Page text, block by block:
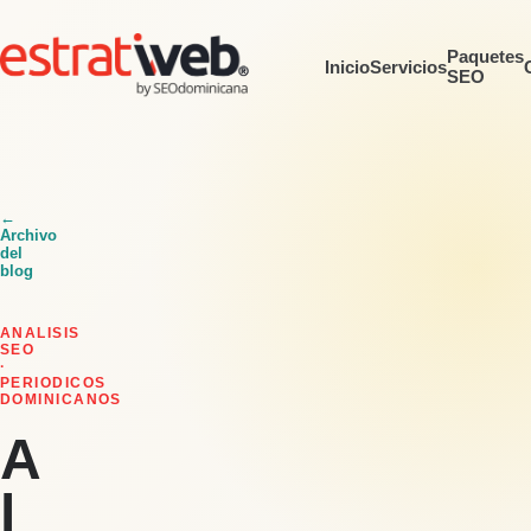
InicioServiciosPaquetes
SEO
←
Archivo
del
blog
ANALISIS
SEO
·
PERIODICOS
DOMINICANOS
A
l